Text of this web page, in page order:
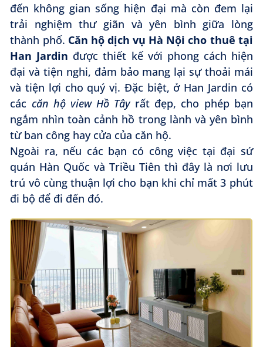
đến không gian sống hiện đại mà còn đem lại
trải nghiệm thư giãn và yên bình giữa lòng
thành phố. Căn hộ dịch vụ Hà Nội cho thuê tại
Han Jardin được thiết kế với phong cách hiện
đại và tiện nghi, đảm bảo mang lại sự thoải mái
và tiện lợi cho quý vị. Đặc biệt, ở Han Jardin có
các căn hộ view Hồ Tâyrất đẹp, cho phép bạn
ngắm nhìn toàn cảnh hồ trong lành và yên bình
từ ban công hay cửa của căn hộ.
Ngoài ra, nếu các bạn có công việc tại đại sứ
quán Hàn Quốc và Triều Tiên thì đây là nơi lưu
trú vô cùng thuận lợi cho bạn khi chỉ mất 3 phút
đi bộ để đi đến đó.